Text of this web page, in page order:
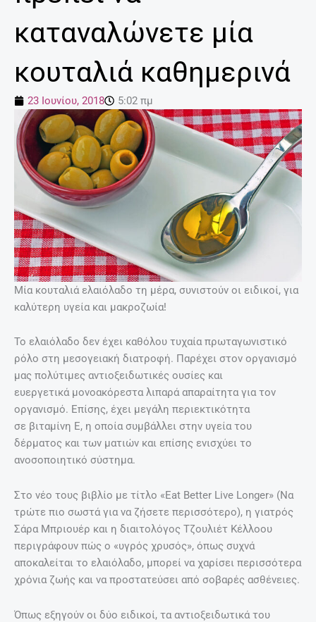
καταναλώνετε μία
κουταλιά καθημερινά
23 Ιουνίου, 2018 5:02 πμ
Μία κουταλιά ελαιόλαδο τη μέρα, συνιστούν οι ειδικοί, για
καλύτερη υγεία και μακροζωία!
Το ελαιόλαδο δεν έχει καθόλου τυχαία πρωταγωνιστικό
ρόλο στη μεσογειακή διατροφή. Παρέχει στον οργανισμό
μας πολύτιμες αντιοξειδωτικές ουσίες και
ευεργετικά μονοακόρεστα λιπαρά απαραίτητα για τον
οργανισμό. Επίσης, έχει μεγάλη περιεκτικότητα
σε βιταμίνη Ε, η οποία συμβάλλει στην υγεία του
δέρματος και των ματιών και επίσης ενισχύει το
ανοσοποιητικό σύστημα.
Στο νέο τους βιβλίο με τίτλο «Eat Better Live Longer» (Να
τρώτε πιο σωστά για να ζήσετε περισσότερο), η γιατρός
Σάρα Μπριουέρ και η διαιτολόγος Τζουλιέτ Κέλλοου
περιγράφουν πώς ο «υγρός χρυσός», όπως συχνά
αποκαλείται το ελαιόλαδο, μπορεί να χαρίσει περισσότερα
χρόνια ζωής και να προστατεύσει από σοβαρές ασθένειες.
Όπως εξηγούν οι δύο ειδικοί, τα αντιοξειδωτικά του